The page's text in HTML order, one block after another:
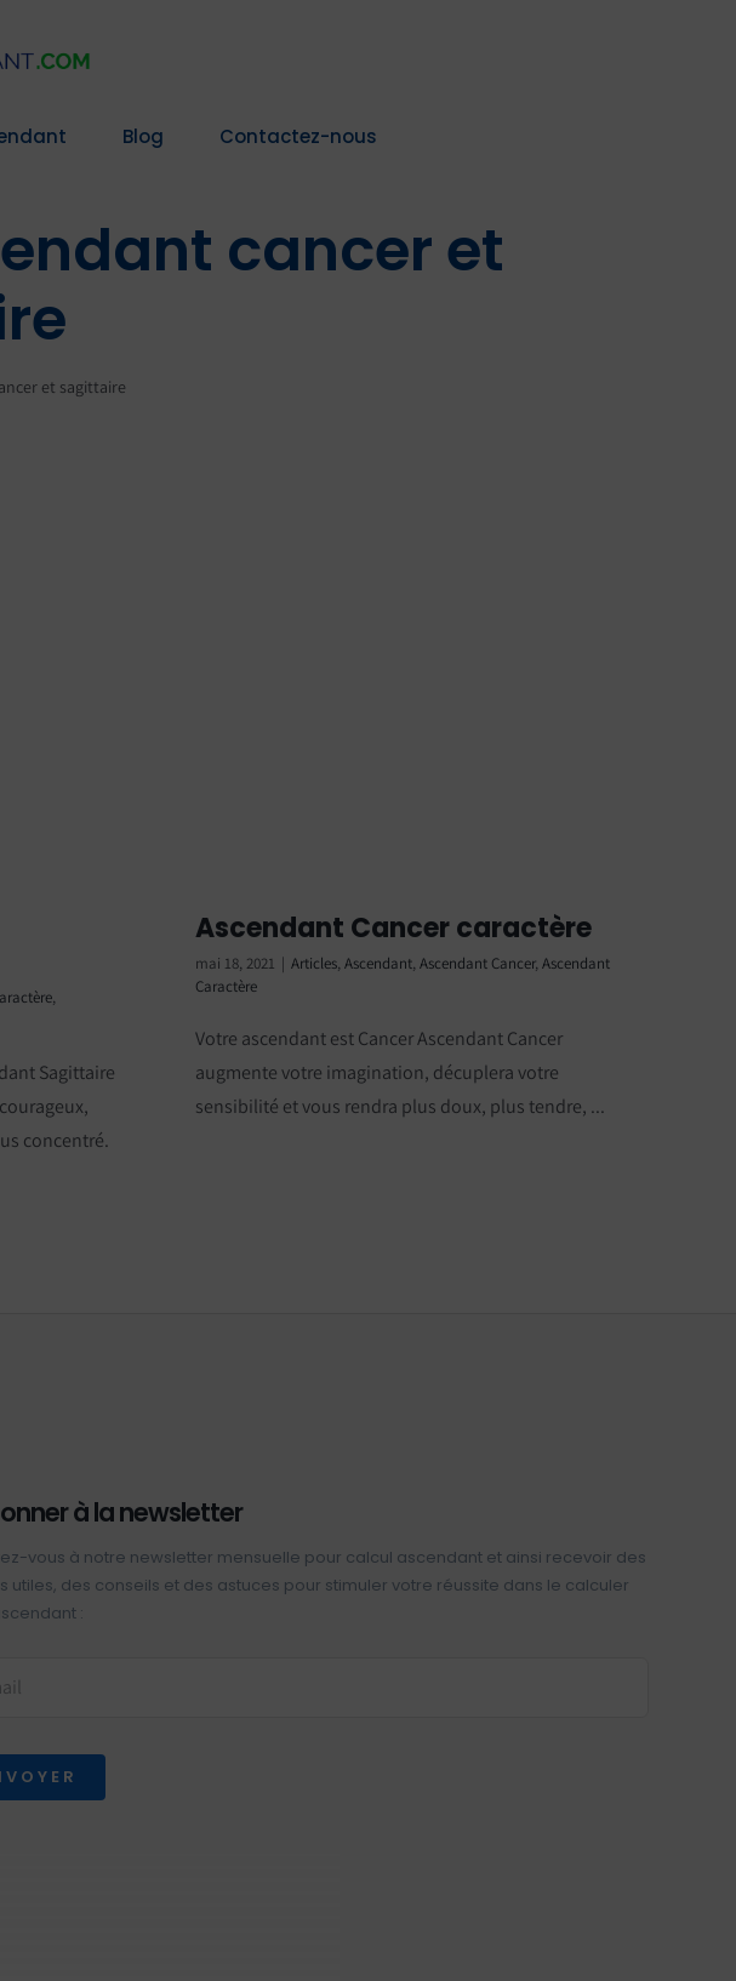
Blog Contactez-nous
cancer et
et sagittaire
,
Sagittaire
concentré.
Ascendant Cancer caractère
mai 18, 2021 | Articles, Ascendant, Ascendant Cancer, Ascendant
Caractère
Votre ascendant est Cancer Ascendant Cancer
augmente votre imagination, décuplera votre
sensibilité et vous rendra plus doux, plus tendre, ...
à la newsletter
vous à notre newsletter mensuelle pour calcul ascendant et ainsi recevoir des
utiles, des conseils et des astuces pour stimuler votre réussite dans le calculer
: